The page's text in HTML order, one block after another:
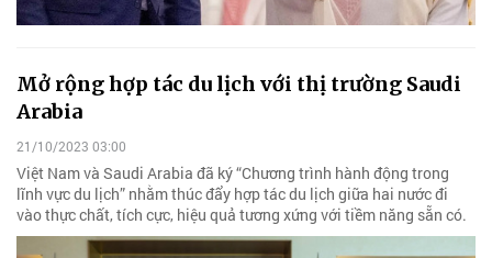
Mở rộng hợp tác du lịch với thị trường Saudi
Arabia
21/10/2023 03:00
Việt Nam và Saudi Arabia đã ký “Chương trình hành động trong
lĩnh vực du lịch” nhằm thúc đẩy hợp tác du lịch giữa hai nước đi
vào thực chất, tích cực, hiệu quả tương xứng với tiềm năng sẵn có.